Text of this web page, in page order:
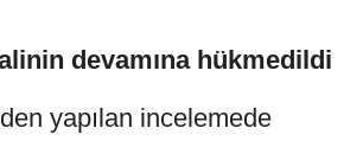
devamına hükmedildi
yapılan incelemede